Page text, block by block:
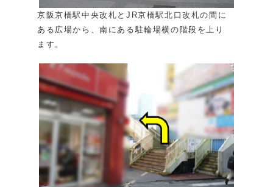
京阪京橋駅中央改札とJR京橋駅北口改札の間に
ある広場から、南にある駐輪場横の階段を上り
ます。